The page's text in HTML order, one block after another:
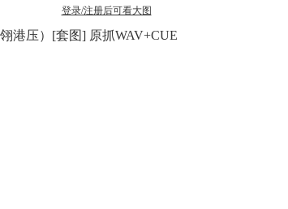
登录/注册后可看大图
港压）[套图] 原抓WAV+CUE